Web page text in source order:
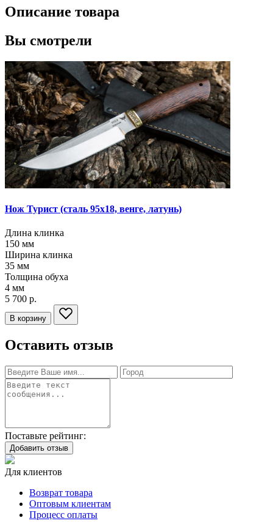
Описание товара
Вы смотрели
Нож Турист (сталь 95х18, венге, латунь)
Длина клинка
150 мм
Ширина клинка
35 мм
Толщина обуха
4 мм
5 700 р.
В корзину
Оставить отзыв
Поставьте рейтинг:
Добавить отзыв
Для клиентов
Возврат товара
Оптовым клиентам
Процесс оплаты